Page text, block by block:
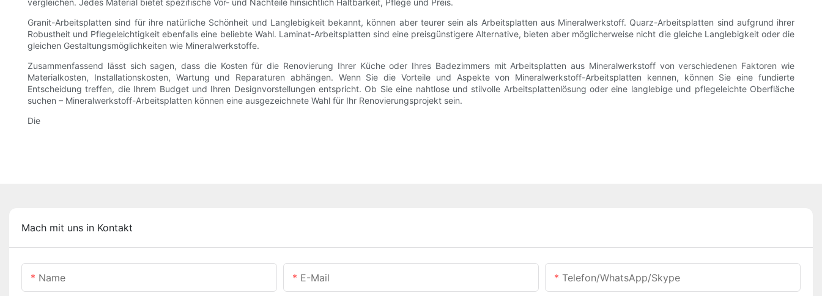
vergleichen. Jedes Material bietet spezifische Vor- und Nachteile hinsichtlich Haltbarkeit, Pflege und Preis.
Granit-Arbeitsplatten sind für ihre natürliche Schönheit und Langlebigkeit bekannt, können aber teurer sein als Arbeitsplatten aus Mineralwerkstoff. Quarz-Arbeitsplatten sind aufgrund ihrer
Robustheit und Pflegeleichtigkeit ebenfalls eine beliebte Wahl. Laminat-Arbeitsplatten sind eine preisgünstigere Alternative, bieten aber möglicherweise nicht die gleiche Langlebigkeit oder die
gleichen Gestaltungsmöglichkeiten wie Mineralwerkstoffe.
Zusammenfassend lässt sich sagen, dass die Kosten für die Renovierung Ihrer Küche oder Ihres Badezimmers mit Arbeitsplatten aus Mineralwerkstoff von verschiedenen Faktoren wie
Materialkosten, Installationskosten, Wartung und Reparaturen abhängen. Wenn Sie die Vorteile und Aspekte von Mineralwerkstoff-Arbeitsplatten kennen, können Sie eine fundierte
Entscheidung treffen, die Ihrem Budget und Ihren Designvorstellungen entspricht. Ob Sie eine nahtlose und stilvolle Arbeitsplattenlösung oder eine langlebige und pflegeleichte Oberfläche
suchen – Mineralwerkstoff-Arbeitsplatten können eine ausgezeichnete Wahl für Ihr Renovierungsprojekt sein.
Die
Mach mit uns in Kontakt
Name E-Mail Telefon/WhatsApp/Skype